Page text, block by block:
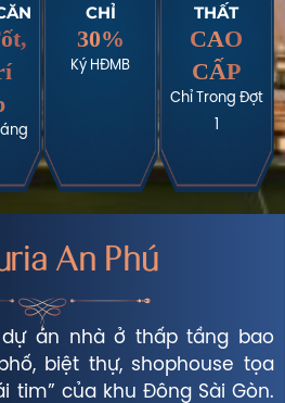
CHỈ
30%
Ký HĐMB
THẤT
CAO
CẤP
Chỉ Trong Đợt
An Phú
án nhà ở thấp tầng bao
biệt thự, shophouse tọa
tim” của khu Đông Sài Gòn.